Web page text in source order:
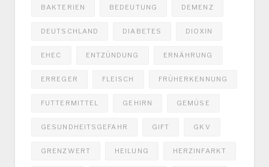
BAKTERIEN BEDEUTUNG DEMENZ
DEUTSCHLAND DIABETES DIOXIN
EHEC ENTZÜNDUNG ERNÄHRUNG
ERREGER FLEISCH FRÜHERKENNUNG
FUTTERMITTEL GEHIRN GEMÜSE
GESUNDHEITSGEFAHR GIFT GKV
GRENZWERT HEILUNG HERZINFARKT